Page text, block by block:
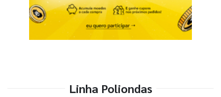
Linha Poliondas